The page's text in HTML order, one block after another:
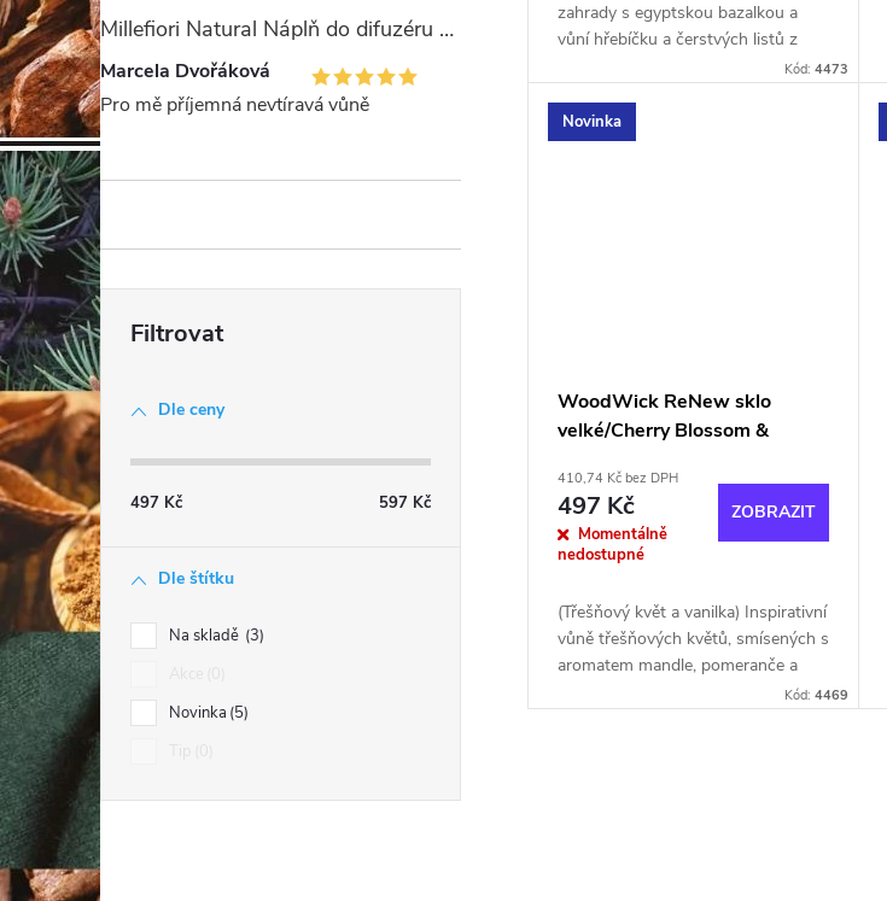
Millefiori Natural Náplň do difuzéru 250ml/Legni e Fiori ďArancio
Marcela Dvořáková
Pro mě příjemná nevtíravá vůně
Dle ceny
497 Kč 597 Kč
Dle štítku
Na skladě 3
Novinka 5
t
ů
k
zahrady s egyptskou bazalkou a
vůní hřebíčku a čerstvých listů z
rajčat. Hřebíčkový olej je získánKód:4473
Novinka
WoodWick ReNew sklo
velké/Cherry Blossom &
410,74 Kč bez DPH
497 Kč
Momentálně
nedostupné
ZOBRAZIT
(Třešňový květ a vanilka) Inspirativní
vůně třešňových květů, smísených s
aromatem mandle, pomeranče a
Kód:4469